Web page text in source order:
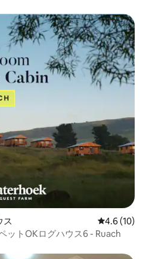
ス レビュー10
4.6 (10)
ットOKログハウス6 - Ruach